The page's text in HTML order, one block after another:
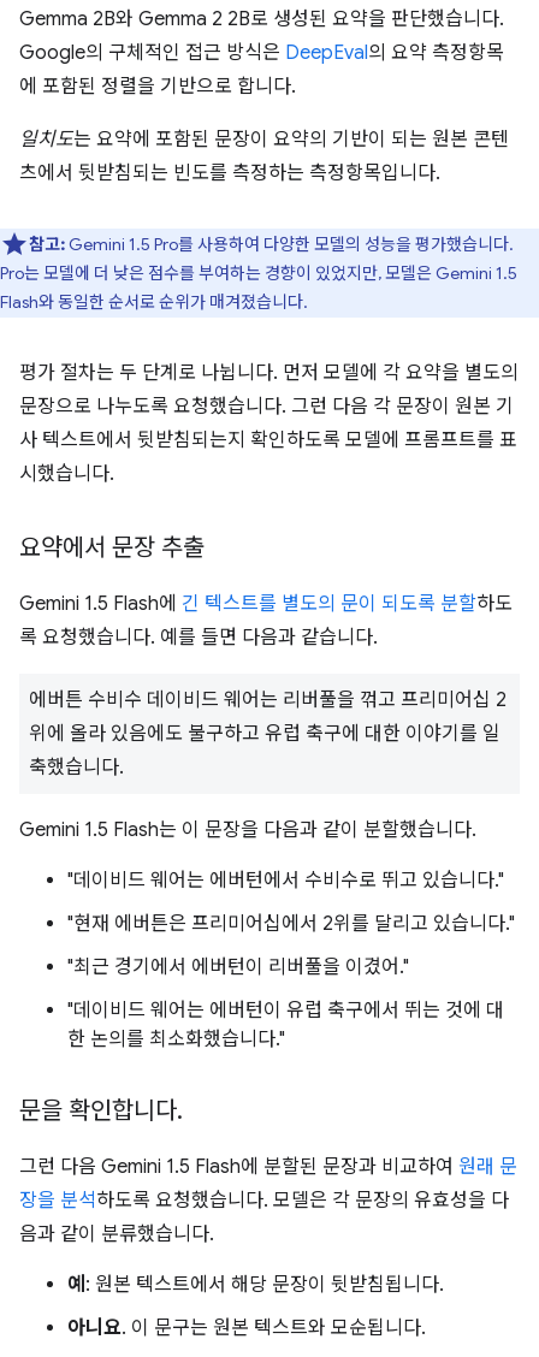
Gemma 2B와 Gemma 2 2B로 생성된 요약을 판단했습니다.
Google의 구체적인 접근 방식은 DeepEval의 요약 측정항목
에 포함된 정렬을 기반으로 합니다.
일치도는 요약에 포함된 문장이 요약의 기반이 되는 원본 콘텐
츠에서 뒷받침되는 빈도를 측정하는 측정항목입니다.
참고: Gemini 1.5 Pro를 사용하여 다양한 모델의 성능을 평가했습니다.
Pro는 모델에 더 낮은 점수를 부여하는 경향이 있었지만, 모델은 Gemini 1.5
Flash와 동일한 순서로 순위가 매겨졌습니다.
평가 절차는 두 단계로 나뉩니다. 먼저 모델에 각 요약을 별도의
문장으로 나누도록 요청했습니다. 그런 다음 각 문장이 원본 기
사 텍스트에서 뒷받침되는지 확인하도록 모델에 프롬프트를 표
시했습니다.
요약에서 문장 추출
Gemini 1.5 Flash에 긴 텍스트를 별도의 문이 되도록 분할하도
록 요청했습니다. 예를 들면 다음과 같습니다.
에버튼 수비수 데이비드 웨어는 리버풀을 꺾고 프리미어십 2
위에 올라 있음에도 불구하고 유럽 축구에 대한 이야기를 일
축했습니다.
Gemini 1.5 Flash는 이 문장을 다음과 같이 분할했습니다.
"데이비드 웨어는 에버턴에서 수비수로 뛰고 있습니다."
"현재 에버튼은 프리미어십에서 2위를 달리고 있습니다."
"최근 경기에서 에버턴이 리버풀을 이겼어."
"데이비드 웨어는 에버턴이 유럽 축구에서 뛰는 것에 대
한 논의를 최소화했습니다."
문을 확인합니다.
그런 다음 Gemini 1.5 Flash에 분할된 문장과 비교하여 원래 문
장을 분석하도록 요청했습니다. 모델은 각 문장의 유효성을 다
음과 같이 분류했습니다.
예 : 원본 텍스트에서 해당 문장이 뒷받침됩니다.
아니요. 이 문구는 원본 텍스트와 모순됩니다.